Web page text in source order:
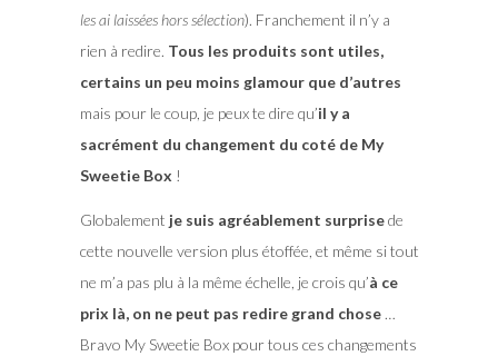
les ai laissées hors sélection). Franchement il n’y a
rien à redire. Tous les produits sont utiles,
certains un peu moins glamour que d’autres
mais pour le coup, je peux te dire qu’il y a
sacrément du changement du coté de My
Sweetie Box !
Globalement je suis agréablement surprisede
cette nouvelle version plus étoffée, et même si tout
ne m’a pas plu à la même échelle, je crois qu’à ce
prix là, on ne peut pas redire grand chose…
Bravo My Sweetie Box pour tous ces changements